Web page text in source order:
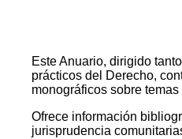
Este Anuario, dirigido
prácticos del Derecho,
monográficos sobre
Ofrece información
jurisprudencia